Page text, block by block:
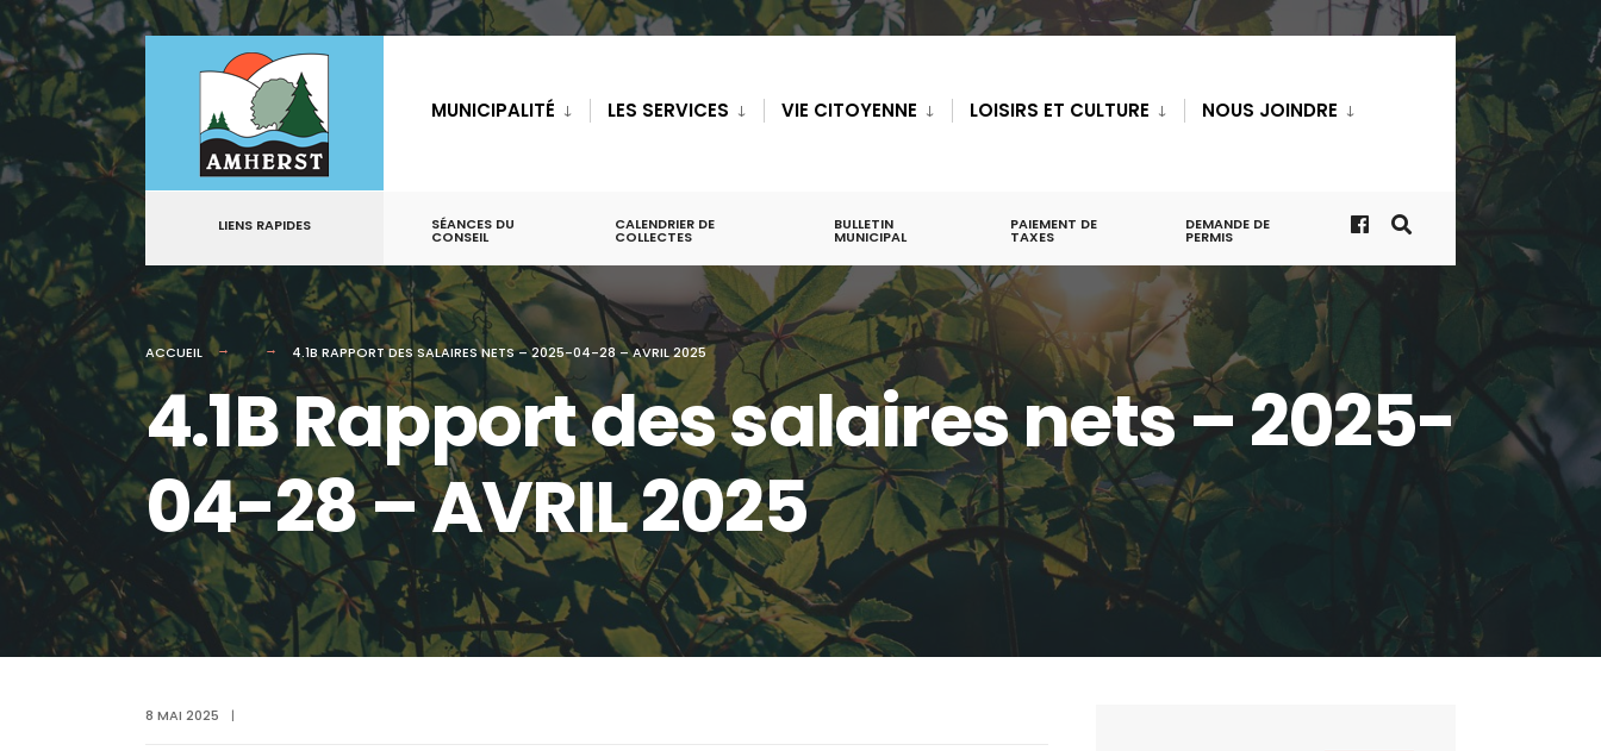
contenu
MUNICIPALITÉ LES SERVICES VIE CITOYENNE LOISIRS ET CULTURE NOUS JOINDRE
LIENS RAPIDES SÉANCES DU
CONSEIL
CALENDRIER DE
COLLECTES
BULLETIN
MUNICIPAL
PAIEMENT DE
TAXES
DEMANDE DE
PERMIS
ACCUEIL 4.1B RAPPORT DES SALAIRES NETS – 2025-04-28 – AVRIL 2025
4.1B Rapport des salaires nets – 2025-
04-28 – AVRIL 2025
8 MAI 2025 |